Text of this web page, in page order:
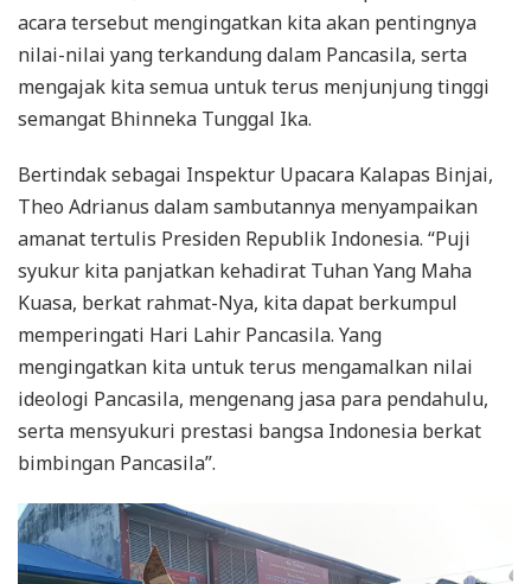
acara tersebut mengingatkan kita akan pentingnya
nilai-nilai yang terkandung dalam Pancasila, serta
mengajak kita semua untuk terus menjunjung tinggi
semangat Bhinneka Tunggal Ika.
Bertindak sebagai Inspektur Upacara Kalapas Binjai,
Theo Adrianus dalam sambutannya menyampaikan
amanat tertulis Presiden Republik Indonesia. “Puji
syukur kita panjatkan kehadirat Tuhan Yang Maha
Kuasa, berkat rahmat-Nya, kita dapat berkumpul
memperingati Hari Lahir Pancasila. Yang
mengingatkan kita untuk terus mengamalkan nilai
ideologi Pancasila, mengenang jasa para pendahulu,
serta mensyukuri prestasi bangsa Indonesia berkat
bimbingan Pancasila”.